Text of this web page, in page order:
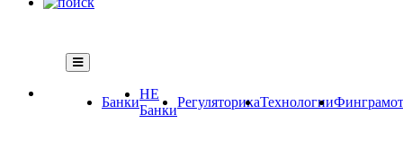
Банки
НЕ
Банки
РегуляторикаТехнологии